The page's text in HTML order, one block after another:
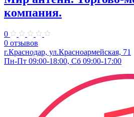
компания.
0
0 отзывов
г.Краснодар, ул.Красноармейская, 71
Пн-Пт 09:00-18:00, Сб 09:00-17:00